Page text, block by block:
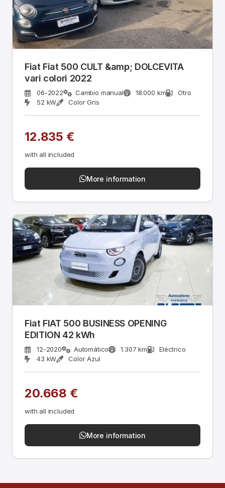
Fiat Fiat 500 CULT &amp; DOLCEVITA
vari colori 2022
06-2022 Cambio manual 18.000 km
Otro
52 kW
Color Gris
12.835 €
with all included
More information
Fiat FIAT 500 BUSINESS OPENING
EDITION 42 kWh
12-2020 Automático 1.307 km
Eléctrico
43 kW
Color Azul
20.668 €
with all included
More information